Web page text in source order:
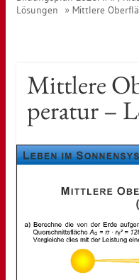
Lö­sun­gen
Mitt­le­re
Mitt­le­re
pe­ra­tur –